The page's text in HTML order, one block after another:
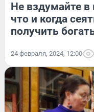
Не вздумайте
что и когда
получить
24 февраля, 2024, 12:00